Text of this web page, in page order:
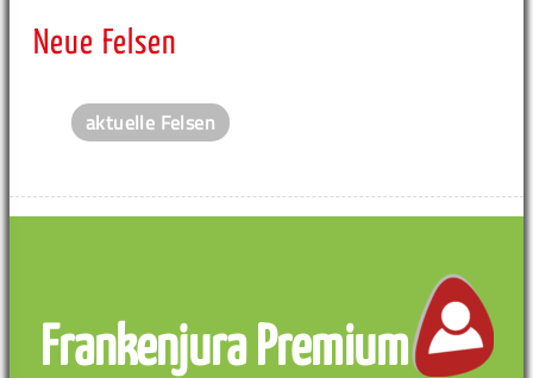
Neue Felsen
aktuelle Felsen
Frankenjura Premium